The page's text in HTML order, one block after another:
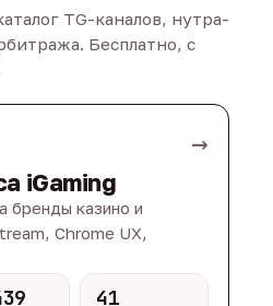
TG-каналов, нутра-
Бесплатно, с
→
iGaming
бренды казино и
Chrome UX,
41